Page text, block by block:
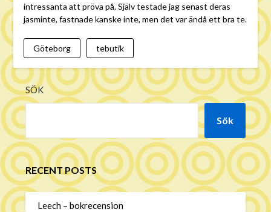
intressanta att pröva på. Själv testade jag senast deras
jasminte, fastnade kanske inte, men det var ändå ett bra te.
Göteborg tebutik
SÖK
Sök
RECENT POSTS
Leech – bokrecension